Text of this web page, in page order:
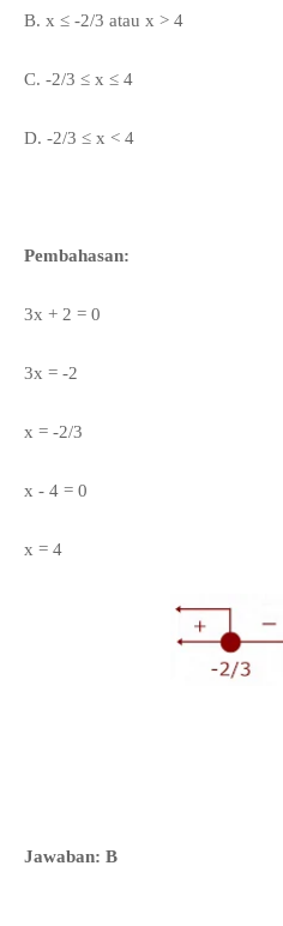
B. x ≤ -2/3 atau x > 4
C. -2/3 ≤ x ≤ 4
D. -2/3 ≤ x < 4
Pembahasan:
3x + 2 = 0
3x = -2
x = -2/3
x - 4 = 0
x = 4
Jawaban: B